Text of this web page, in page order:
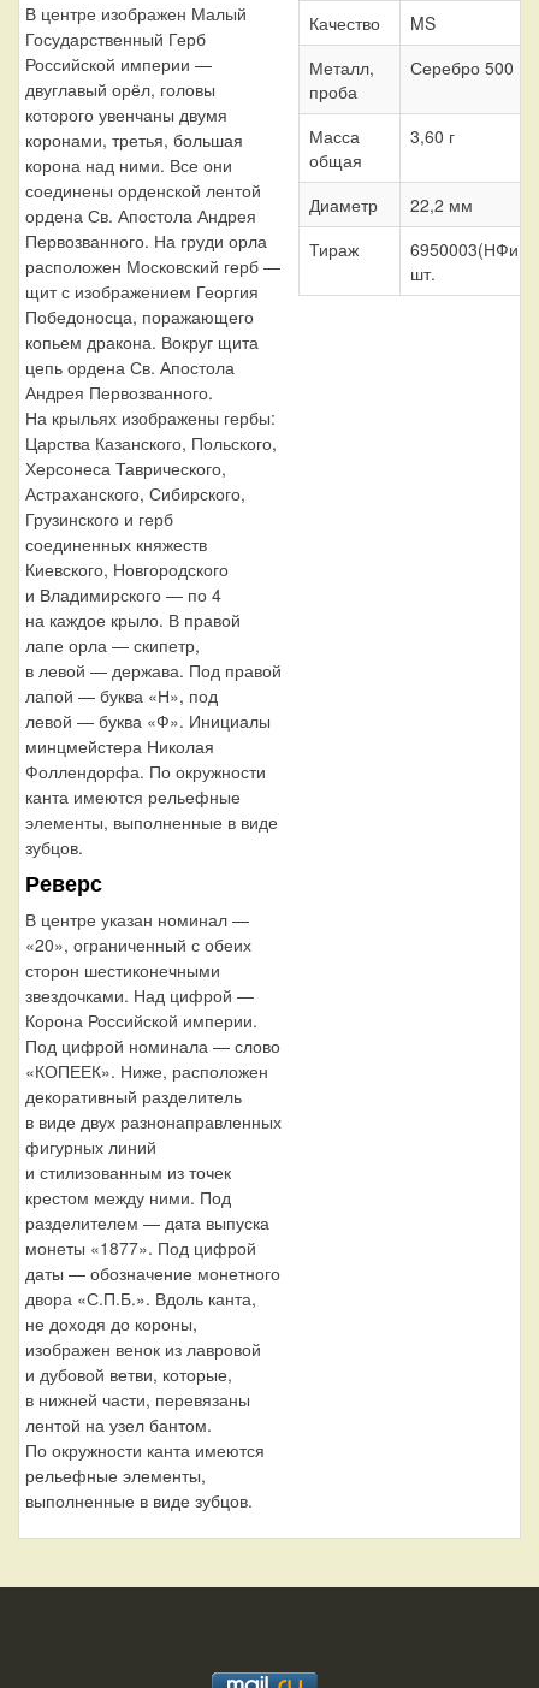
В центре изображен Малый
Государственный Герб
Российской империи —
двуглавый орёл, головы
которого увенчаны двумя
коронами, третья, большая
корона над ними. Все они
соединены орденской лентой
ордена Св. Апостола Андрея
Первозванного. На груди орла
расположен Московский герб —
щит с изображением Георгия
Победоносца, поражающего
копьем дракона. Вокруг щита
цепь ордена Св. Апостола
Андрея Первозванного.
На крыльях изображены гербы:
Царства Казанского, Польского,
Херсонеса Таврического,
Астраханского, Сибирского,
Грузинского и герб
соединенных княжеств
Киевского, Новгородского
и Владимирского — по 4
на каждое крыло. В правой
лапе орла — скипетр,
в левой — держава. Под правой
лапой — буква «Н», под
левой — буква «Ф». Инициалы
минцмейстера Николая
Фоллендорфа. По окружности
канта имеются рельефные
элементы, выполненные в виде
зубцов.
Реверс
В центре указан номинал —
«20», ограниченный с обеих
сторон шестиконечными
звездочками. Над цифрой —
Корона Российской империи.
Под цифрой номинала — слово
«КОПЕЕК». Ниже, расположен
декоративный разделитель
в виде двух разнонаправленных
фигурных линий
и стилизованным из точек
крестом между ними. Под
разделителем — дата выпуска
монеты «1877». Под цифрой
даты — обозначение монетного
двора «С.П.Б.». Вдоль канта,
не доходя до короны,
изображен венок из лавровой
и дубовой ветви, которые,
в нижней части, перевязаны
лентой на узел бантом.
По окружности канта имеются
рельефные элементы,
выполненные в виде зубцов.
Качество
MS
Металл,
проба
Серебро 500
Масса
общая
3,60 г
Диаметр
22,2 мм
Тираж
шт.